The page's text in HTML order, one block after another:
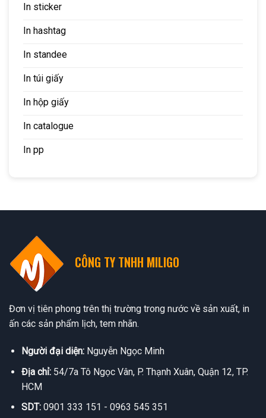
In sticker
In hashtag
In standee
In túi giấy
In hộp giấy
In catalogue
In pp
CÔNG TY TNHH MILIGO
Đơn vị tiên phong trên thị trường trong nước về sản xuất, in
ấn các sản phẩm lịch, tem nhãn.
Người đại diện:Nguyễn Ngọc Minh
Địa chỉ:54/7a Tô Ngọc Vân, P. Thạnh Xuân, Quận 12, TP.
HCM
SDT:0901 333 151 - 0963 545 351